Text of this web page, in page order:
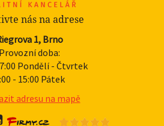
nás na adrese
1, Brno
Provozní doba:
Pondělí - Čtvrtek
- 15:00 Pátek
adresu na mapě